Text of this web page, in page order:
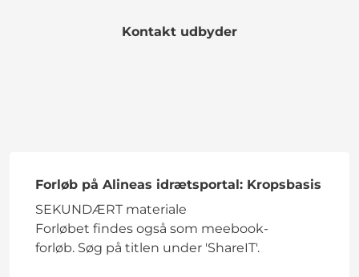
Kontakt udbyder
Forløb på Alineas idrætsportal: Kropsbasis
SEKUNDÆRT materiale
Forløbet findes også som meebook-
forløb. Søg på titlen under 'ShareIT'.